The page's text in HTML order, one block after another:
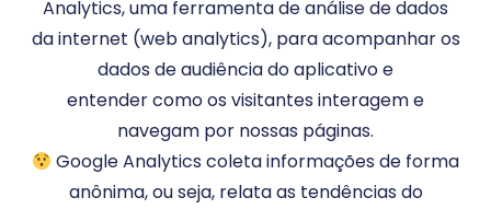
Analytics, uma ferramenta de análise de dados
da internet (web analytics), para acompanhar os
dados de audiência do aplicativo e
entender como os visitantes interagem e
navegam por nossas páginas.
Google Analytics coleta informações de forma
anônima, ou seja, relata as tendências do